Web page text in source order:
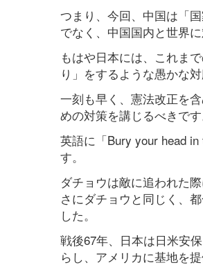
つまり、今回、中国は「
でなく、中国国内と世界
もはや日本には、これま
り」をするような愚かな
一刻も早く、憲法改正を
めの対策を講じるべきです
英語に「Bury your head
す。
ダチョウは敵に追われた
さにダチョウと同じく、
した。
戦後67年、日本は日米安
らし、アメリカに基地を